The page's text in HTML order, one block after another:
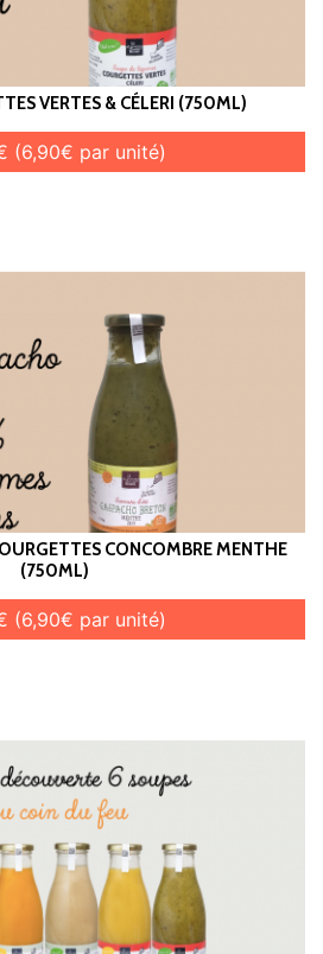
VERTES & CÉLERI (750ML)
(6,90€ par unité)
CONCOMBRE MENTHE
(750ML)
(6,90€ par unité)